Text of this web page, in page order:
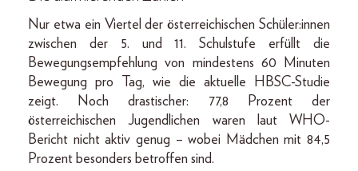
Nur etwa ein Viertel der österreichischen Schüler:innen
zwischen der 5. und 11. Schulstufe erfüllt die
Bewegungsempfehlung von mindestens 60 Minuten
Bewegung pro Tag, wie die aktuelle HBSC-Studie
zeigt. Noch drastischer: 77,8 Prozent der
österreichischen Jugendlichen waren laut WHO-
Bericht nicht aktiv genug – wobei Mädchen mit 84,5
Prozent besonders betroffen sind.